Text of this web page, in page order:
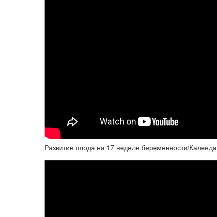
Развитие плода на 17 неделе беременности/